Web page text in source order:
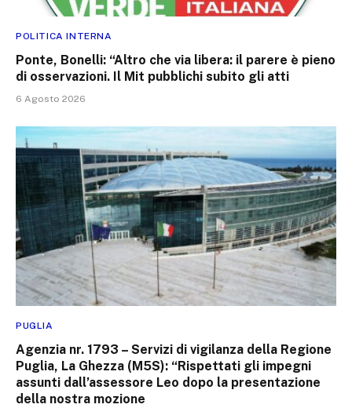
POLITICA INTERNA
Ponte, Bonelli: “Altro che via libera: il parere è pieno
di osservazioni. Il Mit pubblichi subito gli atti
6 Agosto 2026
PUGLIA
Agenzia nr. 1793 – Servizi di vigilanza della Regione
Puglia, La Ghezza (M5S): “Rispettati gli impegni
assunti dall’assessore Leo dopo la presentazione
della nostra mozione